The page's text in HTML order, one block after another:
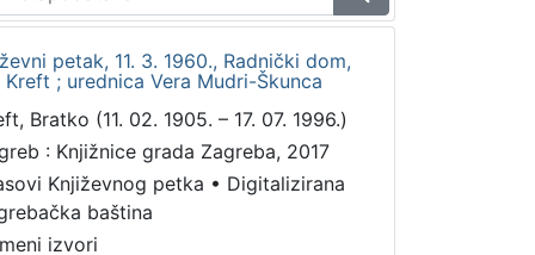
petak, 11. 3. 1960., Radnički dom,
; urednica Vera Mudri-Škunca
Bratko (11. 02. 1905. – 17. 07. 1996.)
: Knjižnice grada Zagreba, 2017
Književnog petka • Digitalizirana
baština
izvori